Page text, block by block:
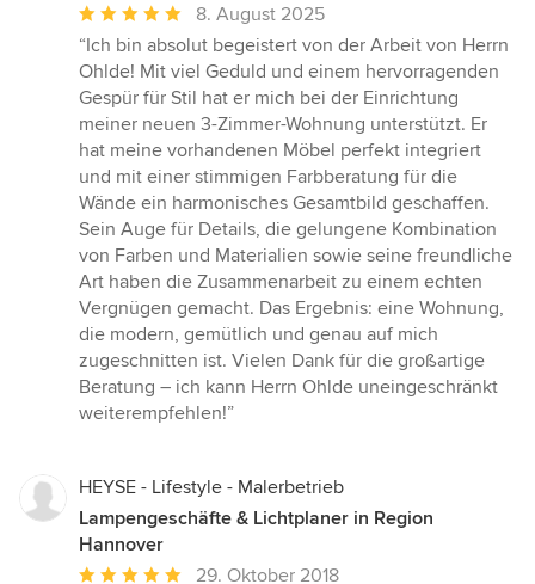
Durchschnittliche
Bewertung:
5
von
5
Sternen
8. August 2025
“Ich bin absolut begeistert von der Arbeit von Herrn
Ohlde! Mit viel Geduld und einem hervorragenden
Gespür für Stil hat er mich bei der Einrichtung
meiner neuen 3-Zimmer-Wohnung unterstützt. Er
hat meine vorhandenen Möbel perfekt integriert
und mit einer stimmigen Farbberatung für die
Wände ein harmonisches Gesamtbild geschaffen.
Sein Auge für Details, die gelungene Kombination
von Farben und Materialien sowie seine freundliche
Art haben die Zusammenarbeit zu einem echten
Vergnügen gemacht. Das Ergebnis: eine Wohnung,
die modern, gemütlich und genau auf mich
zugeschnitten ist. Vielen Dank für die großartige
Beratung – ich kann Herrn Ohlde uneingeschränkt
weiterempfehlen!”
HEYSE - Lifestyle - Malerbetrieb
Lampengeschäfte & Lichtplaner in Region
Hannover
Durchschnittliche29. Oktober 2018